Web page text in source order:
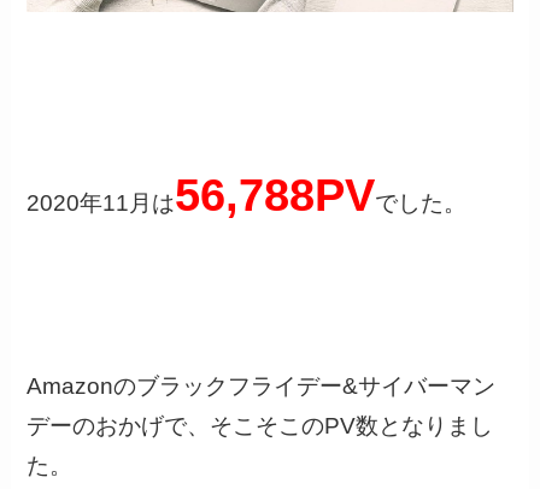
2020年11月は56,788PVでした。
Amazonのブラックフライデー&サイバーマン
デーのおかげで、そこそこのPV数となりまし
た。